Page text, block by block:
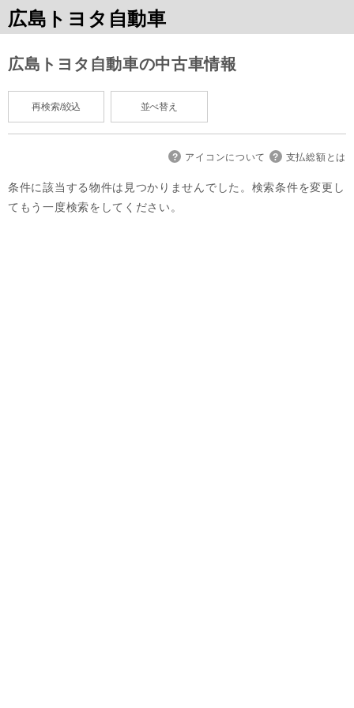
広島トヨタ自動車
広島トヨタ自動車の中古車情報
再検索/絞込 並べ替え
アイコンについて 支払総額とは
条件に該当する物件は見つかりませんでした。検索条件を変更し
てもう一度検索をしてください。